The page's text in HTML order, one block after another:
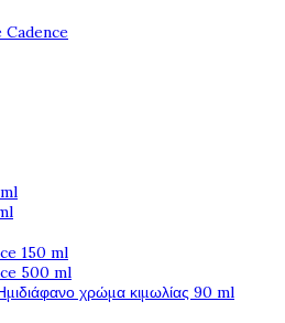
Cadence
150 ml
500 ml
χρώμα κιμωλίας 90 ml